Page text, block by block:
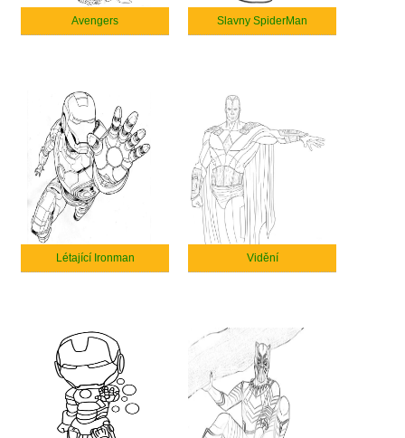
Avengers Slavny SpiderMan
Létající Ironman Vidění